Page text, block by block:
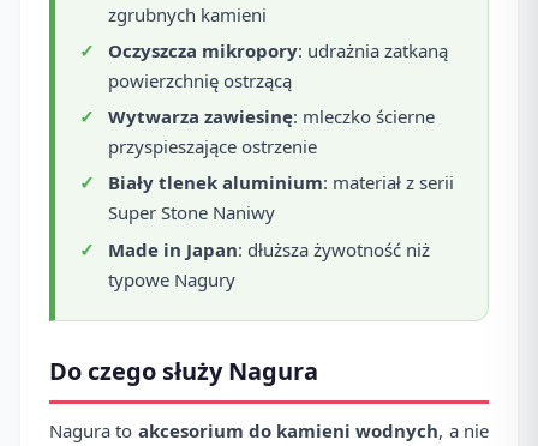
zgrubnych kamieni
Oczyszcza mikropory: udrażnia zatkaną
powierzchnię ostrzącą
Wytwarza zawiesinę: mleczko ścierne
przyspieszające ostrzenie
Biały tlenek aluminium: materiał z serii
Super Stone Naniwy
Made in Japan: dłuższa żywotność niż
typowe Nagury
Do czego służy Nagura
Nagura to akcesorium do kamieni wodnych, a nie